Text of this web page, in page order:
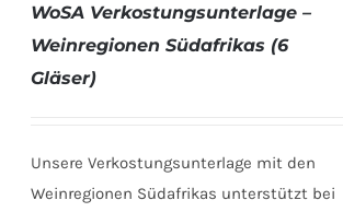
WoSA Verkostungsunterlage –
Weinregionen Südafrikas (6
Gläser)
Unsere Verkostungsunterlage mit den
Weinregionen Südafrikas unterstützt bei